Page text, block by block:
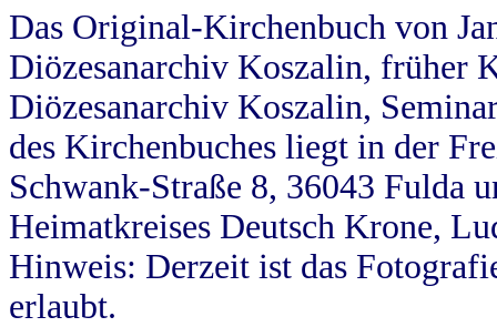
Das Original-Kirchenbuch von
Diözesanarchiv Koszalin, früher
Diözesanarchiv Koszalin,
des Kirchenbuches liegt in der
Schwank-Straße 8, 36043 Fulda
Heimatkreises Deutsch Krone,
Hinweis: Derzeit ist das
erlaubt.